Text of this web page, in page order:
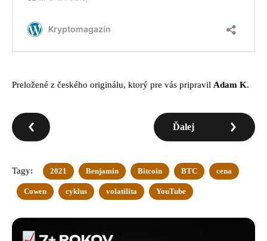
Preložené z českého originálu, ktorý pre vás pripravil Adam K.
Ďalej
Tagy: 2021 Benjamin Bitcoin BTC cena
Cowen cyklus volatilita YouTube